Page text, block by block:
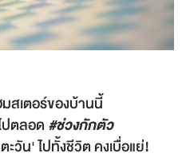
สเตอร์ของบ้านนี้
ตลอด #ช่วงกักตัว
วัน' ไปทั้งชีวิต คงเบื่อแย่!